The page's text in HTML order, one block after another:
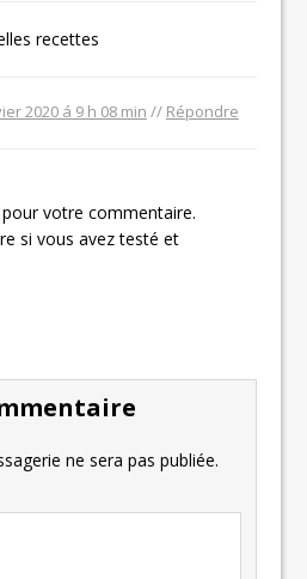
recettes
2020 á 9 h 08 min // Répondre
votre commentaire.
si vous avez testé et
ne sera pas publiée.